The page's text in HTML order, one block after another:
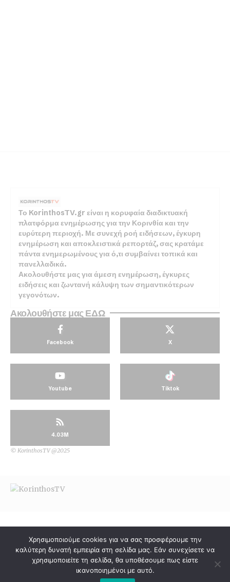
Το KorinthosTV.gr είναι η κορυφαία διαδικτυακή
πλατφόρμα ενημέρωσης για την Κορινθία και την
ευρύτερη περιοχή. Με συνεχή ροή ειδήσεων, έγκυρη
ενημέρωση και αποκλειστικά ρεπορτάζ, σας κρατάμε
πάντα ενημερωμένους για ό,τι συμβαίνει τοπικά και
πανελλαδικά.
Ακολουθήστε μας για άμεση ενημέρωση, έγκυρες
ειδήσεις και ζωντανή κάλυψη των σημαντικότερων
γεγονότων.
Ακολουθήστε μας ΕΔΩ
Facebook X
Youtube Tiktok
4.03M
© KorinthosTV @2025
Χρησιμοποιούμε cookies για να σας προσφέρουμε την
καλύτερη δυνατή εμπειρία στη σελίδα μας. Εάν συνεχίσετε να
χρησιμοποιείτε τη σελίδα, θα υποθέσουμε πως είστε
ικανοποιημένοι με αυτό.